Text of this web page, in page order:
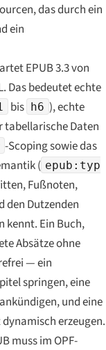
das durch ein
ein
EPUB 3.3 von
Das bedeutet echte
bis h6 ), echte
tabellarische Daten
-Scoping sowie das
( epub:typ
Fußnoten,
den Dutzenden
kennt. Ein Buch,
Absätze ohne
— ein
springen, eine
und eine
erzeugen.
muss im OPF-